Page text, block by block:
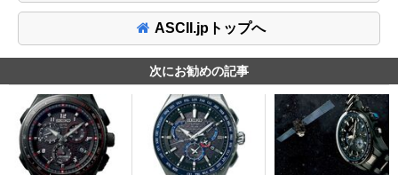
ASCII.jpトップへ
次にお勧めの記事